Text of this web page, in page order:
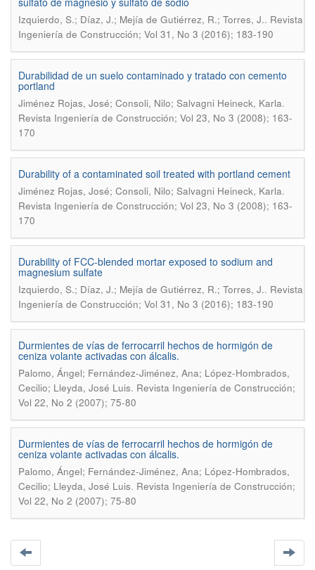
Izquierdo, S.; Díaz, J.; Mejía de Gutiérrez, R.; Torres, J.. Revista
Ingeniería de Construcción; Vol 31, No 3 (2016); 183-190
Durabilidad de un suelo contaminado y tratado con cemento
portland
Jiménez Rojas, José; Consoli, Nilo; Salvagni Heineck, Karla.
Revista Ingeniería de Construcción; Vol 23, No 3 (2008); 163-
170
Durability of a contaminated soil treated with portland cement
Jiménez Rojas, José; Consoli, Nilo; Salvagni Heineck, Karla.
Revista Ingeniería de Construcción; Vol 23, No 3 (2008); 163-
170
Durability of FCC-blended mortar exposed to sodium and
magnesium sulfate
Izquierdo, S.; Díaz, J.; Mejía de Gutiérrez, R.; Torres, J.. Revista
Ingeniería de Construcción; Vol 31, No 3 (2016); 183-190
Durmientes de vías de ferrocarril hechos de hormigón de
ceniza volante activadas con álcalis.
Palomo, Ángel; Fernández-Jiménez, Ana; López-Hombrados,
Cecilio; Lleyda, José Luis. Revista Ingeniería de Construcción;
Vol 22, No 2 (2007); 75-80
Durmientes de vías de ferrocarril hechos de hormigón de
ceniza volante activadas con álcalis.
Palomo, Ángel; Fernández-Jiménez, Ana; López-Hombrados,
Cecilio; Lleyda, José Luis. Revista Ingeniería de Construcción;
Vol 22, No 2 (2007); 75-80